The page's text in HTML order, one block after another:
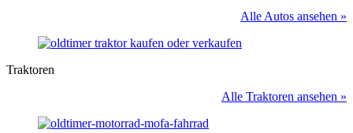
Alle Autos ansehen »
Traktoren
Alle Traktoren ansehen »